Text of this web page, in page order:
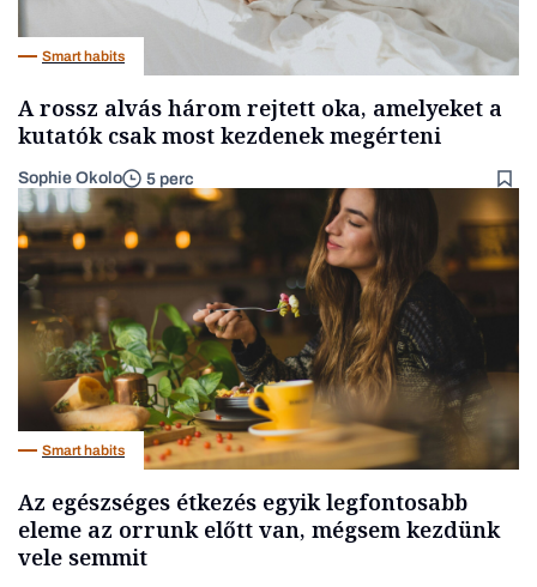
Smart habits
A rossz alvás három rejtett oka, amelyeket a
kutatók csak most kezdenek megérteni
Sophie Okolo 5 perc
Smart habits
Az egészséges étkezés egyik legfontosabb
eleme az orrunk előtt van, mégsem kezdünk
vele semmit